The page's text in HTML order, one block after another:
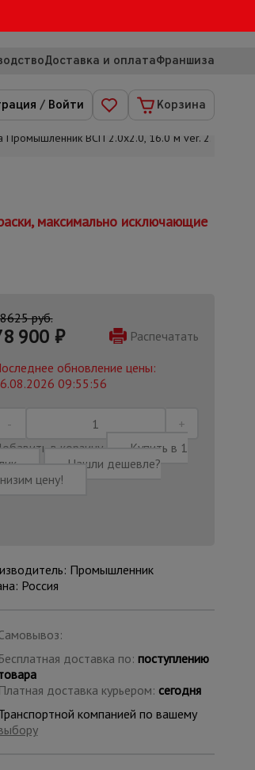
Доставка и оплатаФраншиза
/ Войти Корзина
Промышленник ВСП 2.0х2.0, 16.0 м ver. 2.0
максимально исключающие
руб.
900 ₽
Распечатать
обновление цены:
09:55:56
в корзину
Купить в 1
Нашли дешевле?
цену!
Промышленник
Россия
Бесплатная доставка по: поступлению
Платная доставка курьером: сегодня
компанией по вашему